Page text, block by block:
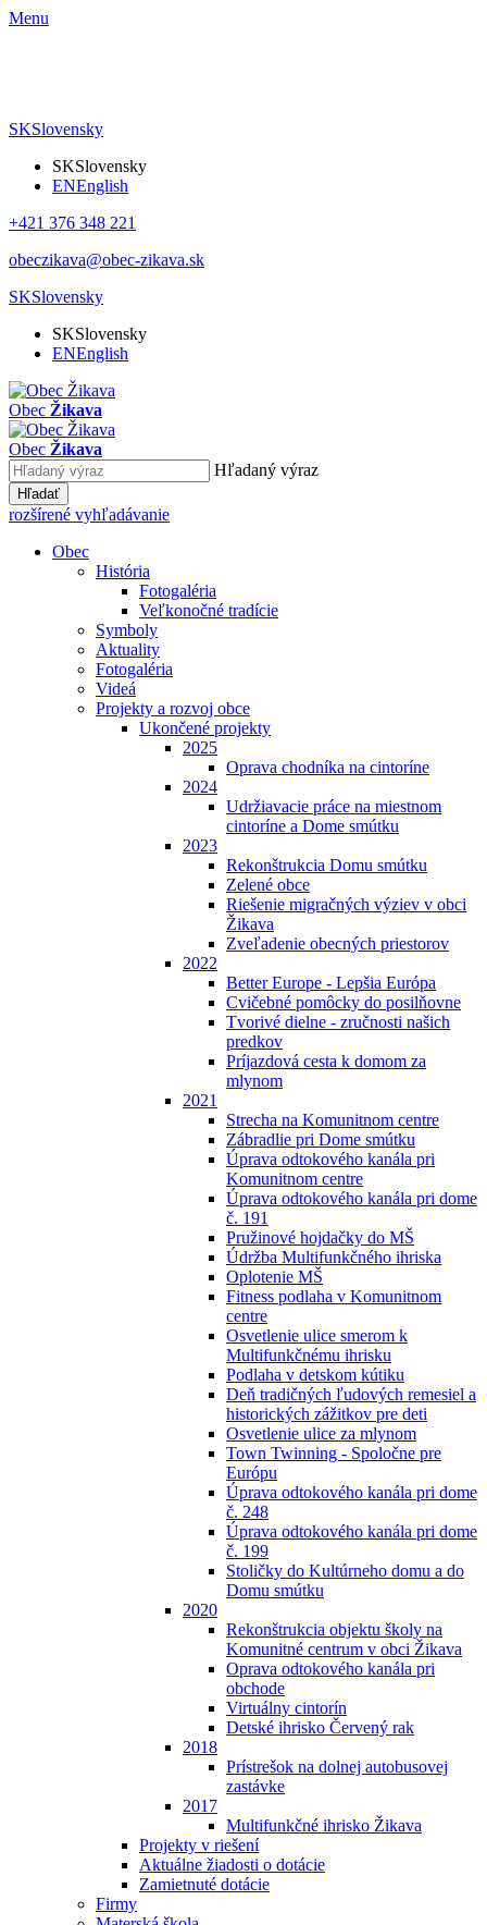
Menu
SKSlovensky
SKSlovensky
ENEnglish
+421 376 348 221
obeczikava@obec-zikava.sk
SKSlovensky
SKSlovensky
ENEnglish
Obec Žikava
Obec Žikava
Hľadaný výraz
Hľadať
rozšírené vyhľadávanie
Obec
História
Fotogaléria
Veľkonočné tradície
Symboly
Aktuality
Fotogaléria
Videá
Projekty a rozvoj obce
Ukončené projekty
2025
Oprava chodníka na cintoríne
2024
Udržiavacie práce na miestnom
cintoríne a Dome smútku
2023
Rekonštrukcia Domu smútku
Zelené obce
Riešenie migračných výziev v obci
Žikava
Zveľadenie obecných priestorov
2022
Better Europe - Lepšia Európa
Cvičebné pomôcky do posilňovne
Tvorivé dielne - zručnosti našich
predkov
Príjazdová cesta k domom za
mlynom
2021
Strecha na Komunitnom centre
Zábradlie pri Dome smútku
Úprava odtokového kanála pri
Komunitnom centre
Úprava odtokového kanála pri dome
č. 191
Pružinové hojdačky do MŠ
Údržba Multifunkčného ihriska
Oplotenie MŠ
Fitness podlaha v Komunitnom
centre
Osvetlenie ulice smerom k
Multifunkčnému ihrisku
Podlaha v detskom kútiku
Deň tradičných ľudových remesiel a
historických zážitkov pre deti
Osvetlenie ulice za mlynom
Town Twinning - Spoločne pre
Európu
Úprava odtokového kanála pri dome
č. 248
Úprava odtokového kanála pri dome
č. 199
Stoličky do Kultúrneho domu a do
Domu smútku
2020
Rekonštrukcia objektu školy na
Komunitné centrum v obci Žikava
Oprava odtokového kanála pri
obchode
Virtuálny cintorín
Detské ihrisko Červený rak
2018
Prístrešok na dolnej autobusovej
zastávke
2017
Multifunkčné ihrisko Žikava
Projekty v riešení
Aktuálne žiadosti o dotácie
Zamietnuté dotácie
Firmy